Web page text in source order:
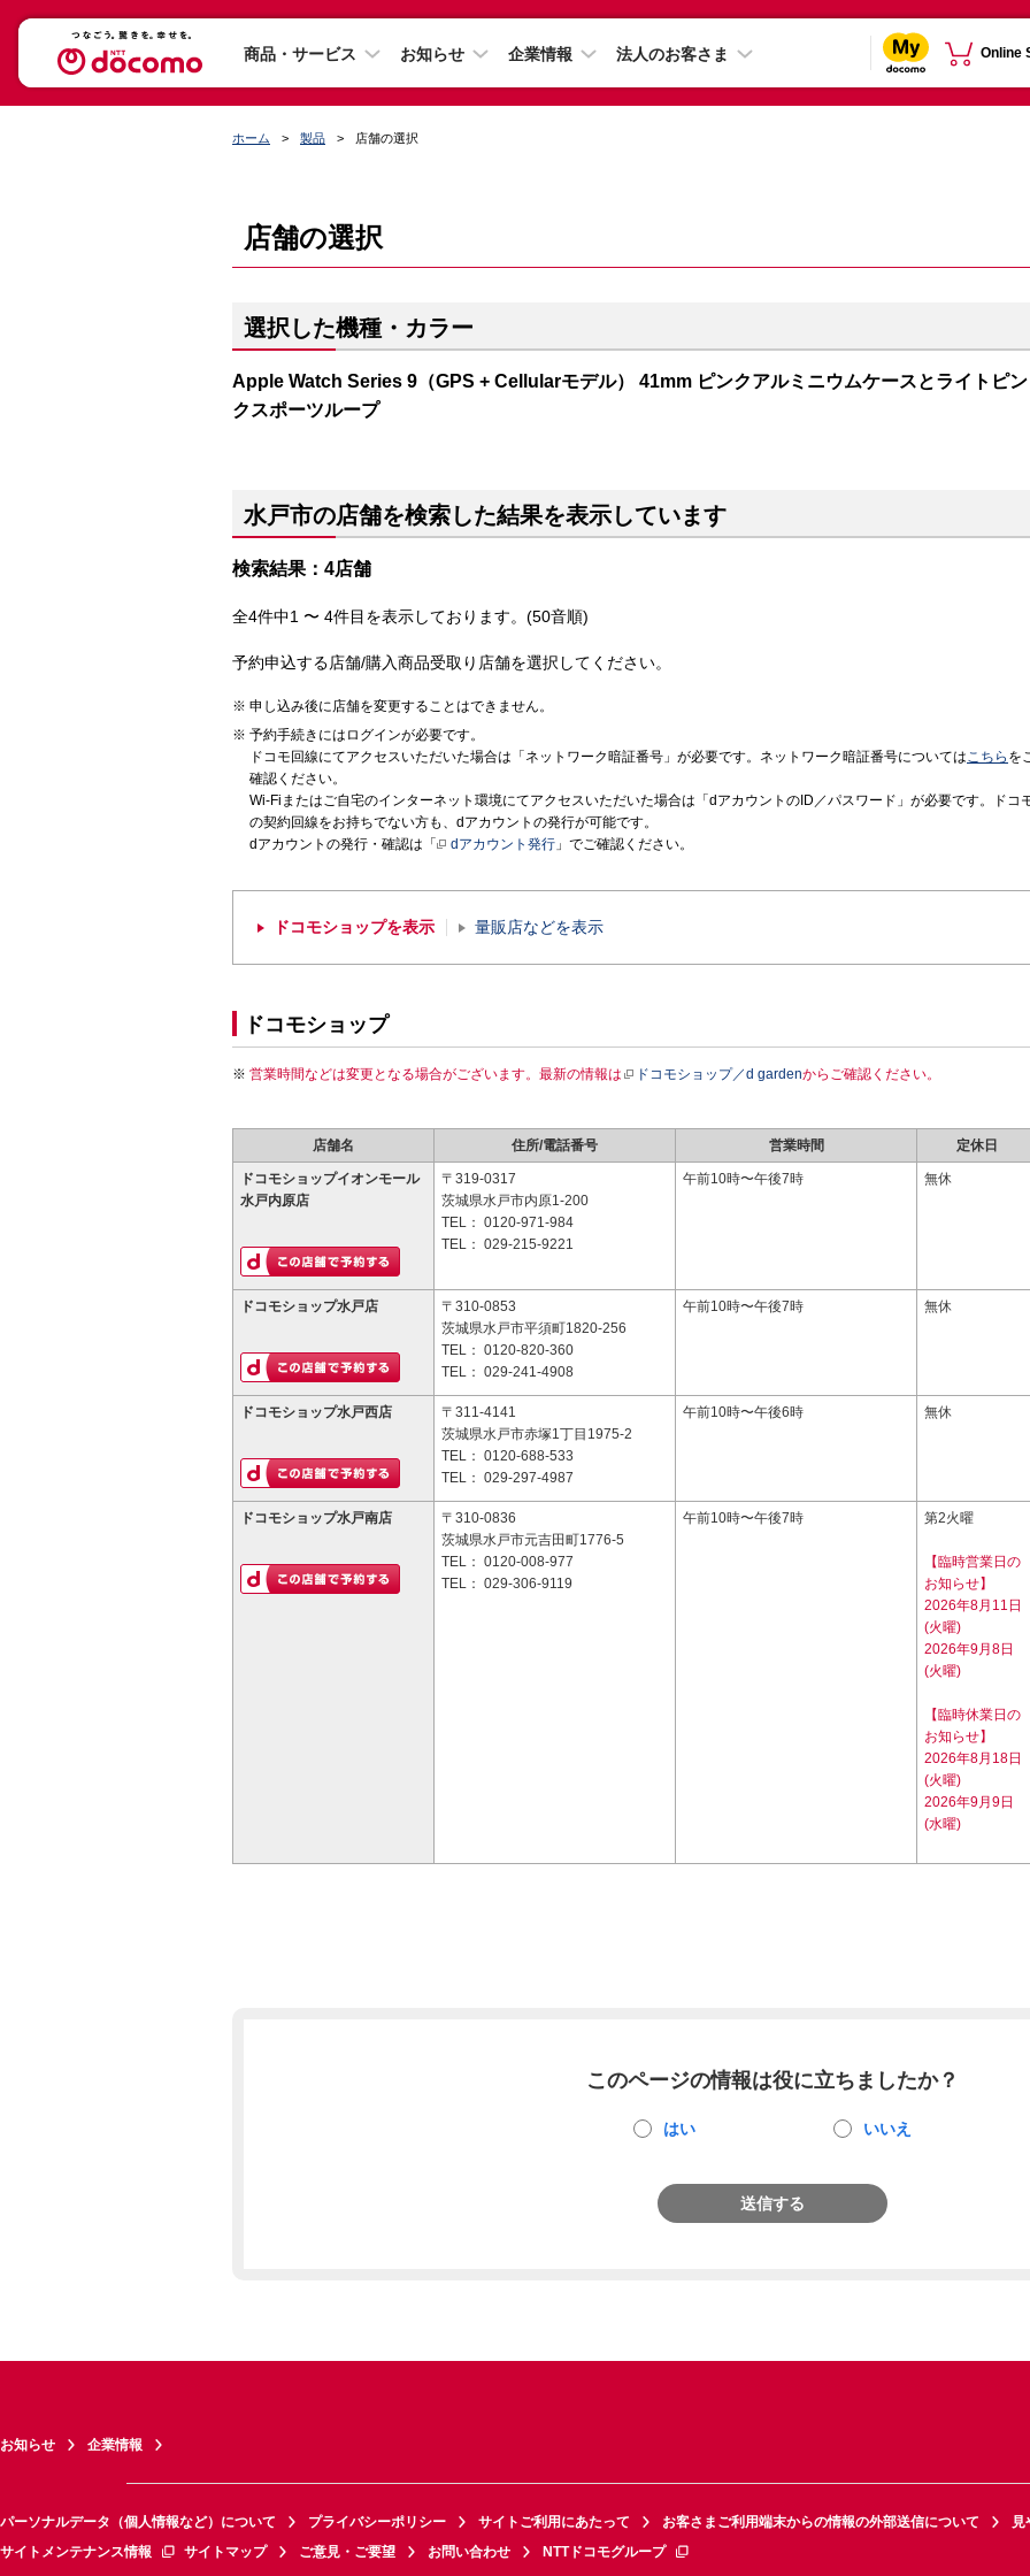
商品・サービス お知らせ 企業情報 法人のお客さま Online
ホーム 製品 店舗の選択
店舗の選択
選択した機種・カラー
Apple Watch Series 9（GPS + Cellularモデル） 41mm ピンクアルミニウムケースとライトピン
クスポーツループ
水戸市の店舗を検索した結果を表示しています
検索結果：4店舗
全4件中1 〜 4件目を表示しております。(50音順)
予約申込する店舗/購入商品受取り店舗を選択してください。
申し込み後に店舗を変更することはできません。
予約手続きにはログインが必要です。
ドコモ回線にてアクセスいただいた場合は「ネットワーク暗証番号」が必要です。ネットワーク暗証番号についてはこちら を
確認ください。
Wi-Fiまたはご自宅のインターネット環境にてアクセスいただいた場合は「dアカウントのID／パスワード」が必要です。ドコ
の契約回線をお持ちでない方も、dアカウントの発行が可能です。
dアカウントの発行・確認は「
dアカウント発行 」でご確認ください。
ドコモショップを表示 量販店などを表示
ドコモショップ
営業時間などは変更となる場合がございます。最新の情報は ドコモショップ／d gardenからご確認ください。
店舗名 住所/電話番号 営業時間 定休日
ドコモショップイオンモール
水戸内原店
〒319-0317
茨城県水戸市内原1-200
TEL： 0120-971-984
TEL： 029-215-9221
午前10時〜午後7時 無休
ドコモショップ水戸店
〒310-0853
茨城県水戸市平須町1820-256
TEL： 0120-820-360
TEL： 029-241-4908
午前10時〜午後7時 無休
ドコモショップ水戸西店
〒311-4141
茨城県水戸市赤塚1丁目1975-2
TEL： 0120-688-533
TEL： 029-297-4987
午前10時〜午後6時 無休
ドコモショップ水戸南店
〒310-0836
茨城県水戸市元吉田町1776-5
TEL： 0120-008-977
TEL： 029-306-9119
午前10時〜午後7時 第2火曜
【臨時営業日の
お知らせ】
2026年8月11日
(火曜)
2026年9月8日
(火曜)
【臨時休業日の
お知らせ】
2026年8月18日
(火曜)
2026年9月9日
(水曜)
このページの情報は役に立ちましたか？
はい いいえ
送信する
お知らせ 企業情報
パーソナルデータ（個人情報など）について プライバシーポリシー サイトご利用にあたって お客さまご利用端末からの情報の外部送信について
見
サイトメンテナンス情報
サイトマップ ご意見・ご要望 お問い合わせ NTTドコモグループ